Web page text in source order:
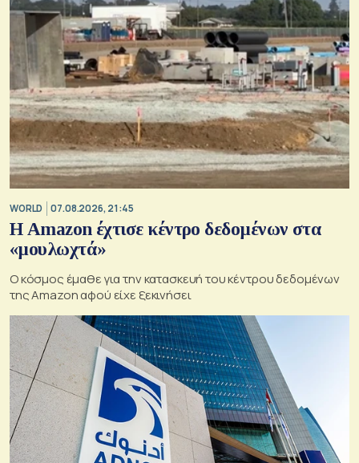
WORLD 07.08.2026, 21:45
Η Amazon έχτισε κέντρο δεδομένων στα
«μουλωχτά»
Ο κόσμος έμαθε για την κατασκευή του κέντρου δεδομένων
της Amazon αφού είχε ξεκινήσει